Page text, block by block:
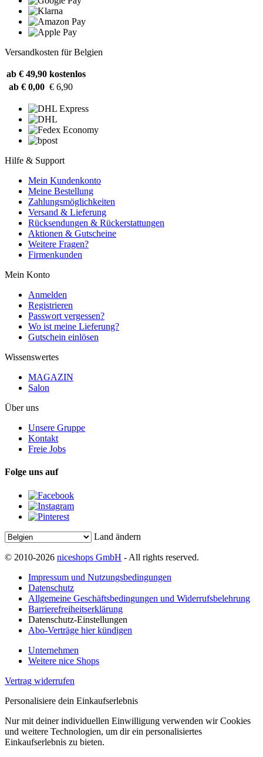
Versandkosten für Belgien
ab € 49,90 kostenlos
ab € 0,00 € 6,90
Hilfe & Support
Mein Kundenkonto
Meine Bestellung
Zahlungsmöglichkeiten
Versand & Lieferung
Rücksendungen & Rückerstattungen
Aktionen & Gutscheine
Weitere Fragen?
Firmenkunden
Mein Konto
Anmelden
Registrieren
Passwort vergessen?
Wo ist meine Lieferung?
Gutschein einlösen
Wissenswertes
MAGAZIN
Salon
Über uns
Unsere Gruppe
Kontakt
Freie Jobs
Folge uns auf
Land ändern
© 2010-2026 niceshops GmbH - All rights reserved.
Impressum und Nutzungsbedingungen
Datenschutz
Allgemeine Geschäftsbedingungen und Widerrufsbelehrung
Barrierefreiheitserklärung
Datenschutz-Einstellungen
Abo-Verträge hier kündigen
Unternehmen
Weitere nice Shops
Vertrag widerrufen
Personalisiere dein Einkaufserlebnis
Nur mit deiner individuellen Einwilligung verwenden wir Cookies
und weitere Technologien, um dir ein personalisiertes
Einkaufserlebnis zu bieten.